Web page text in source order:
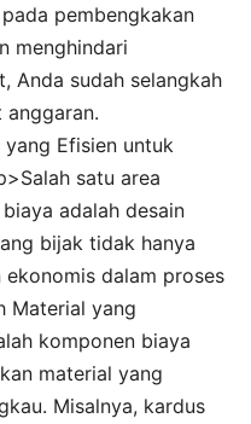
pembengkakan
menghindari
Anda sudah selangkah
anggaran.
Efisien untuk
satu area
adalah desain
bijak tidak hanya
dalam proses
Material yang
komponen biaya
material yang
Misalnya, kardus